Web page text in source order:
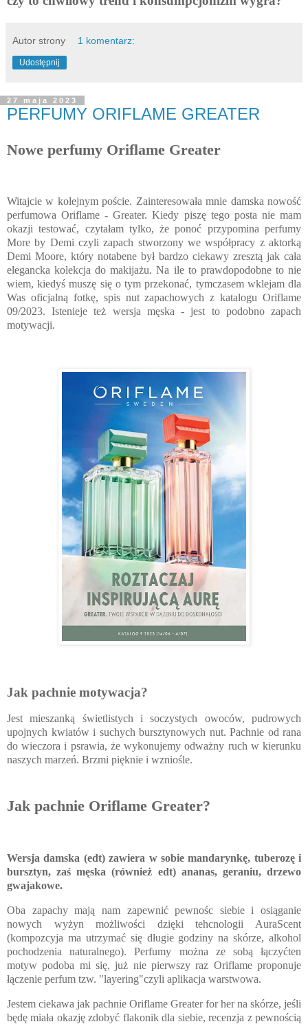
Autor strony 1 komentarz:
Udostępnij
27 maja 2023
PERFUMY ORIFLAME GREATER
Nowe perfumy Oriflame Greater
Witajcie w kolejnym poście. Zainteresowała mnie damska nowość
perfumowa Oriflame - Greater. Kiedy piszę tego posta nie mam
okazji testować, czytałam tylko, że ponoć przypomina perfumy
More by Demi czyli zapach stworzony we współpracy z aktorką
Demi Moore, który notabene był bardzo ciekawy zresztą jak cała
elegancka kolekcja do makijażu. Na ile to prawdopodobne to nie
wiem, kiedyś muszę się o tym przekonać, tymczasem wklejam dla
Was oficjalną fotkę, spis nut zapachowych z katalogu Oriflame
09/2023. Istenieje też wersja męska - jest to podobno zapach
motywacji.
Jak pachnie motywacja?
Jest mieszanką świetlistych i soczystych owoców, pudrowych
upojnych kwiatów i suchych bursztynowych nut. Pachnie od rana
do wieczora i psrawia, że wykonujemy odważny ruch w kierunku
naszych marzeń. Brzmi pięknie i wzniośle.
Jak pachnie Oriflame Greater?
Wersja damska (edt) zawiera w sobie mandarynkę, tuberozę i
bursztyn, zaś męska (również edt) ananas, geraniu, drzewo
gwajakowe.
Oba zapachy mają nam zapewnić pewnośc siebie i osiąganie
nowych wyżyn możliwości dzięki tehcnologii AuraScent
(kompozcyja ma utrzymać się długie godziny na skórze, alkohol
pochodzenia naturalnego). Perfumy można ze sobą łączyćten
motyw podoba mi się, już nie pierwszy raz Oriflame proponuje
łączenie perfum tzw. "layering"czyli aplikacja warstwowa.
Jestem ciekawa jak pachnie Oriflame Greater for her na skórze, jeśli
będę miała okazję zdobyć flakonik dla siebie, recenzja z pewnością